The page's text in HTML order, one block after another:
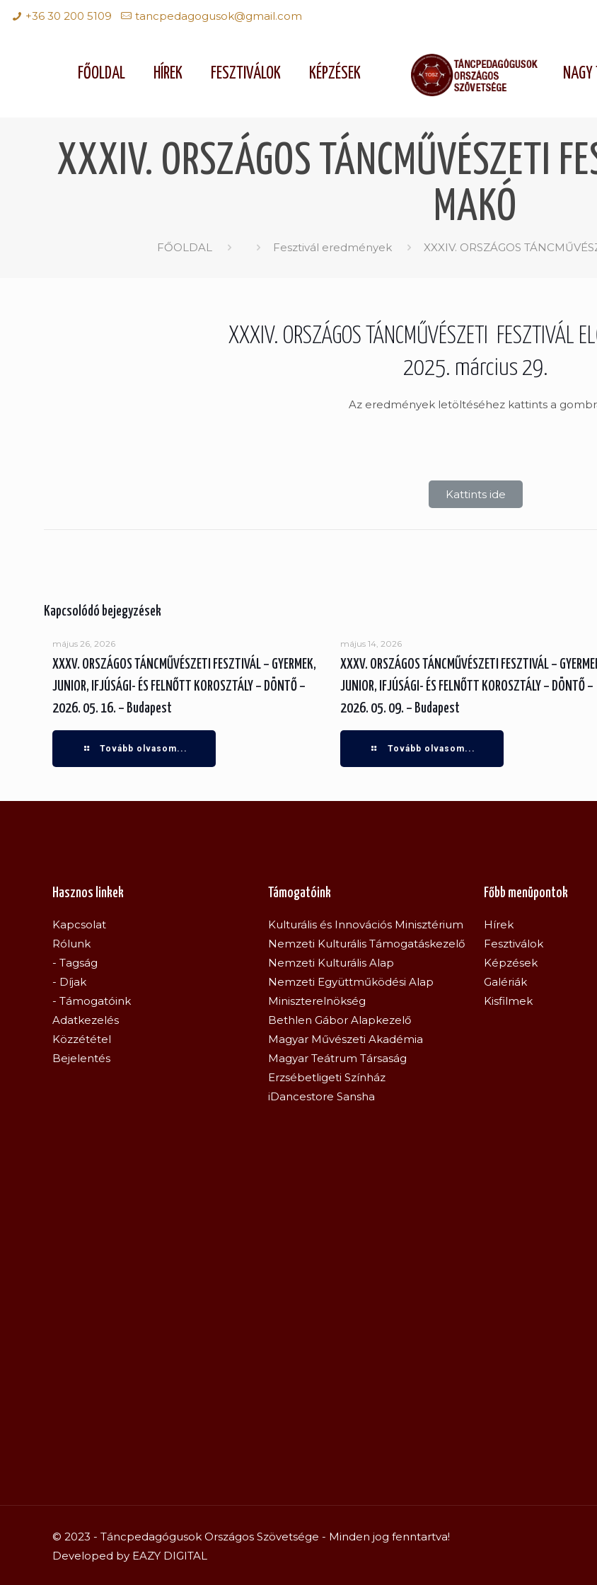
+36 30 200 5109 tancpedagogusok@gmail.com
FŐOLDAL HÍREK FESZTIVÁLOK KÉPZÉSEK
XXXIV. ORSZÁGOS TÁNCMŰVÉSZETI
MAKÓ
FŐOLDAL Fesztivál eredmények XXXIV. ORSZÁGOS
XXXIV. ORSZÁGOS TÁNCMŰVÉSZETI FESZTIVÁL
2025. március 29.
Az eredmények letöltéséhez kattints a
Kattints ide
Kapcsolódó bejegyzések
május 26, 2026
XXXV. ORSZÁGOS TÁNCMŰVÉSZETI FESZTIVÁL – GYERMEK,
JUNIOR, IFJÚSÁGI- ÉS FELNŐTT KOROSZTÁLY – DÖNTŐ –
2026. 05. 16. – Budapest
Tovább olvasom...
május 14, 2026
XXXV. ORSZÁGOS TÁNCMŰVÉSZETI FESZTIVÁL –
JUNIOR, IFJÚSÁGI- ÉS FELNŐTT KOROSZTÁLY – DÖNTŐ –
2026. 05. 09. – Budapest
Tovább olvasom...
Hasznos linkek
Kapcsolat
Rólunk
- Tagság
- Díjak
- Támogatóink
Adatkezelés
Közzététel
Bejelentés
Támogatóink
Kulturális és Innovációs Minisztérium
Nemzeti Kulturális Támogatáskezelő
Nemzeti Kulturális Alap
Nemzeti Együttműködési Alap
Miniszterelnökség
Bethlen Gábor Alapkezelő
Magyar Művészeti Akadémia
Magyar Teátrum Társaság
Erzsébetligeti Színház
iDancestore Sansha
Főbb menüpontok
Hírek
Fesztiválok
Képzések
Galériák
Kisfilmek
© 2023 - Táncpedagógusok Országos Szövetsége - Minden jog fenntartva!
Developed by EAZY DIGITAL